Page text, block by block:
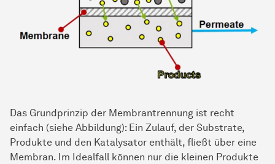
Das Grundprinzip der Membrantrennung ist recht
einfach (siehe Abbildung): Ein Zulauf, der Substrate,
Produkte und den Katalysator enthält, fließt über eine
Membran. Im Idealfall können nur die kleinen Produkte